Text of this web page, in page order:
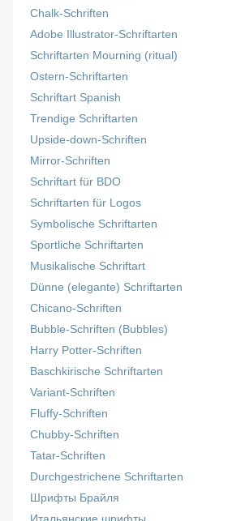
Chalk-Schriften
Adobe Illustrator-Schriftarten
Schriftarten Mourning (ritual)
Ostern-Schriftarten
Schriftart Spanish
Trendige Schriftarten
Upside-down-Schriften
Mirror-Schriften
Schriftart für BDO
Schriftarten für Logos
Symbolische Schriftarten
Sportliche Schriftarten
Musikalische Schriftart
Dünne (elegante) Schriftarten
Chicano-Schriften
Bubble-Schriften (Bubbles)
Harry Potter-Schriften
Baschkirische Schriftarten
Variant-Schriften
Fluffy-Schriften
Chubby-Schriften
Tatar-Schriften
Durchgestrichene Schriftarten
Шрифты Брайля